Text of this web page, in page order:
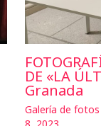
DE «LA
Granada
Galería de fotos